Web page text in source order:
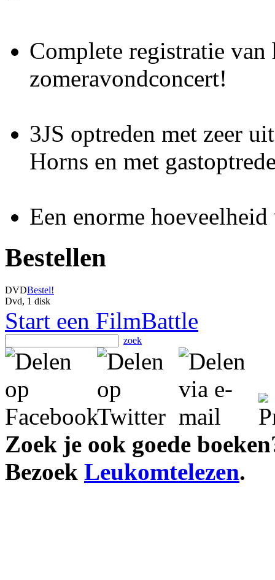
Complete registratie
zomeravondconcert!
3JS optreden met zeer
Horns en met
Een enorme
Bestellen
DVDBestel!
Dvd, 1 disk
Start een FilmBattle
zoek
Zoek je ook goede
Bezoek Leukomtelezen.